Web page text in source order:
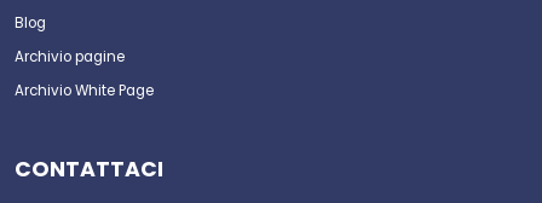
Blog
Archivio pagine
Archivio White Page
CONTATTACI